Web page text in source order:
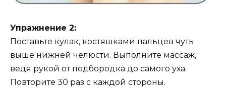
Упражнение 2:
Поставьте кулак, костяшками пальцев чуть
выше нижней челюсти. Выполните массаж,
ведя рукой от подбородка до самого уха.
Повторите 30 раз с каждой стороны.